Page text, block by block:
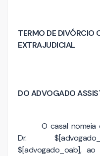
TERMO DE DIVÓRCIO
EXTRAJUDICIAL
DO ADVOGADO
O casal
Dr.
$[advogado_oab],